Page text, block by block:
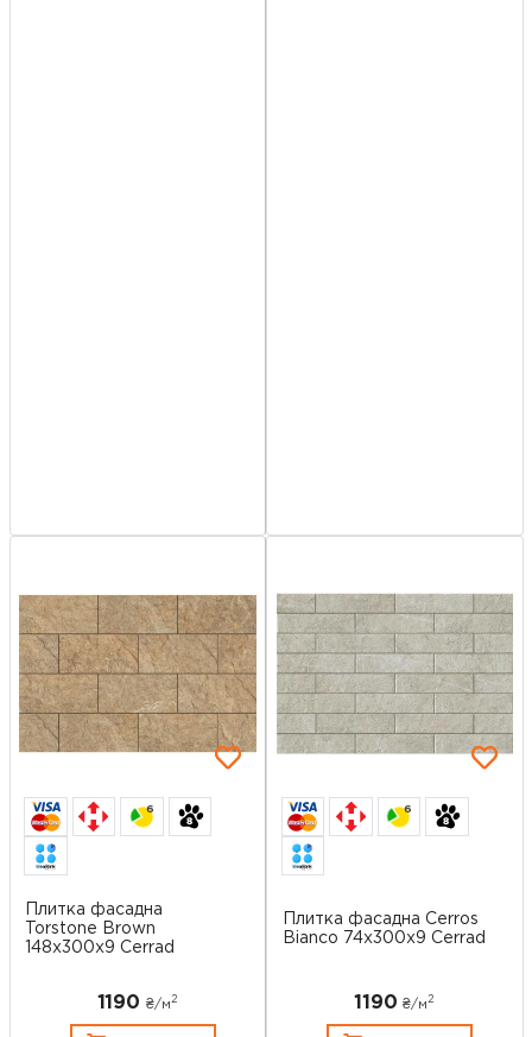
6
Плитка фасадна
Torstone Brown
148x300x9 Cerrad
1190 ₴/м 2
6
Плитка фасадна Cerros
Bianco 74x300x9 Cerrad
1190 ₴/м2